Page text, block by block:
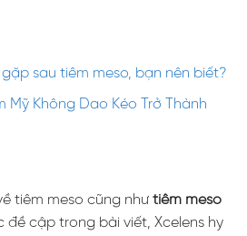
sau tiêm meso, bạn nên biết?
Mỹ Không Dao Kéo Trở Thành
tiêm meso cũng như tiêm meso
đề cập trong bài viết, Xcelens hy